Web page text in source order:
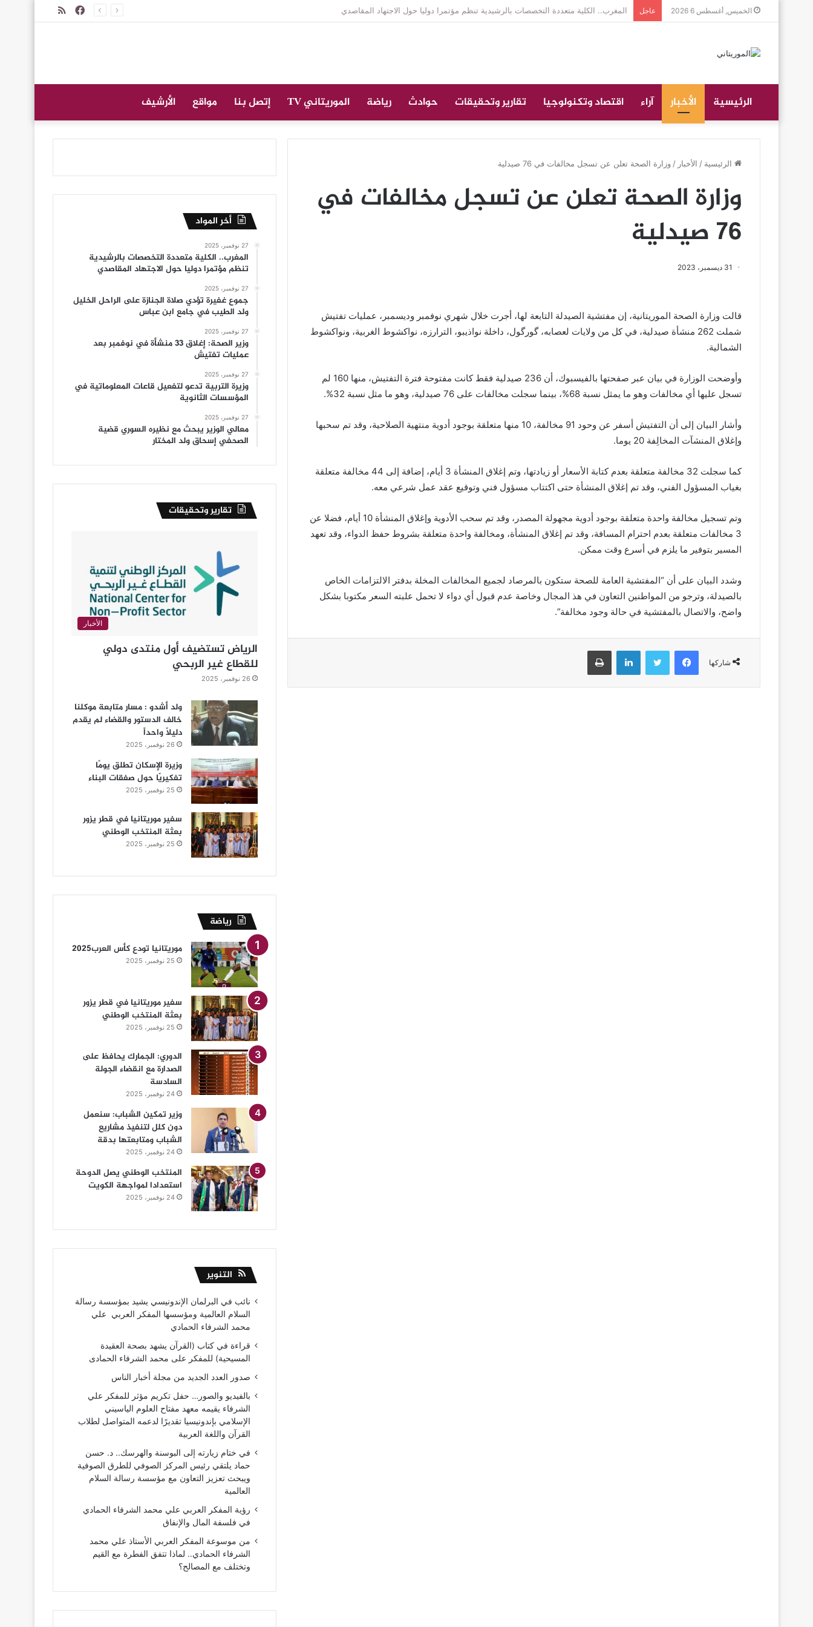
الخميس, أغسطس 6 2026 عاجل جموع غفيرة تؤدي صلاة الجنازة على الراحل الخليل ولد الطيب في جامع ابن عباس
ملخصفيسبوك
الرئيسية الأخبار آراء اقتصاد وتكنولوجيا تقارير وتحقيقات حوادث رياضة الموريتاني TV إتصل بنا مواقع الأرشيف
الرئيسية / الأخبار / وزارة الصحة تعلن عن تسجل مخالفات في 76 صيدلية
وزارة الصحة تعلن عن تسجل مخالفات في
76 صيدلية
31 ديسمبر، 2023
قالت وزارة الصحة الموريتانية، إن مفتشية الصيدلة التابعة لها، أجرت خلال شهري نوفمبر وديسمبر، عمليات تفتيش
شملت 262 منشأة صيدلية، في كل من ولايات لعصابه، گورگول، داخلة نواذيبو، الترارزه، نواكشوط الغربية، ونواكشوط
الشمالية.
وأوضحت الوزارة في بيان عبر صفحتها بالفيسبوك، أن 236 صيدلية فقط كانت مفتوحة فترة التفتيش، منها 160 لم
تسجل عليها أي مخالفات وهو ما يمثل نسبة 68%، بينما سجلت مخالفات على 76 صيدلية، وهو ما مثل نسبة 32%.
وأشار البيان إلى أن التفتيش أسفر عن وحود 91 مخالفة، 10 منها متعلقة بوجود أدوية منتهية الصلاحية، وقد تم سحبها
وإغلاق المنشآت المخالِفة 20 يوما.
كما سجلت 32 مخالفة متعلقة بعدم كتابة الأسعار أو زيادتها، وتم إغلاق المنشأة 3 أيام، إضافة إلى 44 مخالفة متعلقة
بغياب المسؤول الفني، وقد تم إغلاق المنشأة حتى اكتتاب مسؤول فني وتوقيع عقد عمل شرعي معه.
وتم تسجيل مخالفة واحدة متعلقة بوجود أدوية مجهولة المصدر، وقد تم سحب الأدوية وإغلاق المنشأة 10 أيام، فضلا عن
3 مخالفات متعلقة بعدم احترام المسافة، وقد تم إغلاق المنشأة، ومخالفة واحدة متعلقة بشروط حفظ الدواء، وقد تعهد
المسير بتوفير ما يلزم في أسرع وقت ممكن.
وشدد البيان على أن “المفتشية العامة للصحة ستكون بالمرصاد لجميع المخالفات المخلة بدفتر الالتزامات الخاص
بالصيدلة، وترجو من المواطنين التعاون في هذ المجال وخاصة عدم قبول أي دواء لا تحمل علبته السعر مكتوبا بشكل
واضح، والاتصال بالمفتشية في حالة وجود مخالفة”.
شاركها
فيسبوك تويتر لينكدإن طباعة
أخر المواد
27 نوفمبر، 2025
المغرب.. الكلية متعددة التخصصات بالرشيدية
تنظم مؤتمرا دوليا حول الاجتهاد المقاصدي
27 نوفمبر، 2025
جموع غفيرة تؤدي صلاة الجنازة على الراحل الخليل
ولد الطيب في جامع ابن عباس
27 نوفمبر، 2025
وزير الصحة: إغلاق 33 منشأة في نوفمبر بعد
عمليات تفتيش
27 نوفمبر، 2025
وزيرة التربية تدعو لتفعيل قاعات المعلوماتية في
المؤسسات الثانوية
27 نوفمبر، 2025
معالي الوزير يبحث مع نظيره السوري قضية
الصحفي إسحاق ولد المختار
تقارير وتحقيقات
الأخبار
الرياض تستضيف أول منتدى دولي
للقطاع غير الربحي
26 نوفمبر، 2025
ولد أشدو : مسار متابعة موكلنا
خالف الدستور والقضاء لم يقدم
دليلاً واحداً
26 نوفمبر، 2025
وزيرة الإسكان تطلق يومًا
تفكيريًا حول صفقات البناء
25 نوفمبر، 2025
سفير موريتانيا في قطر يزور
بعثة المنتخب الوطني
25 نوفمبر، 2025
رياضة
موريتانيا تودع كأس العرب2025
25 نوفمبر، 2025
سفير موريتانيا في قطر يزور
بعثة المنتخب الوطني
25 نوفمبر، 2025
الدوري: الجمارك يحافظ على
الصدارة مع انقضاء الجولة
السادسة
24 نوفمبر، 2025
وزير تمكين الشباب: سنعمل
دون كلل لتنفيذ مشاريع
الشباب ومتابعتها بدقة
24 نوفمبر، 2025
المنتخب الوطني يصل الدوحة
استعدادا لمواجهة الكويت
24 نوفمبر، 2025
التنوير
نائب في البرلمان الإندونيسي يشيد بمؤسسة رسالة
السلام العالمية ومؤسسها المفكر العربي علي
محمد الشرفاء الحمادي
قراءة في كتاب (القرآن يشهد بصحة العقيدة
المسيحية) للمفكر على محمد الشرفاء الحمادى
صدور العدد الجديد من مجلة أخبار الناس
بالفيديو والصور… حفل تكريم مؤثر للمفكر علي
الشرفاء يقيمه معهد مفتاح العلوم الياسيني
الإسلامي بإندونيسيا تقديرًا لدعمه المتواصل لطلاب
القرآن واللغة العربية
في ختام زيارته إلى البوسنة والهرسك.. د. حسن
حماد يلتقي رئيس المركز الصوفي للطرق الصوفية
ويبحث تعزيز التعاون مع مؤسسة رسالة السلام
العالمية
رؤية المفكر العربي علي محمد الشرفاء الحمادي
في فلسفة المال والإنفاق
من موسوعة المفكر العربي الأستاذ علي محمد
الشرفاء الحمادي.. لماذا تتفق الفطرة مع القيم
وتختلف مع المصالح؟